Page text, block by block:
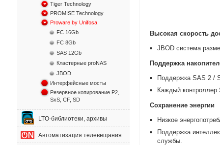
Tiger Technology
PROMISE Technology
Proware by Unifosa
FC 16Gb
FC 8Gb
SAS 12Gb
Кластерные proNAS
JBOD
Интерфейсные мосты
Резервное копирование P2,
SxS, CF, SD
LTO-библиотеки, архивы
Автоматизация телевещания
Высокая скорость
JBOD система
Поддержка
Поддержка SAS 2 /
Каждый контроллер
Сохранение энергии
Низкое
Поддержка
службы.